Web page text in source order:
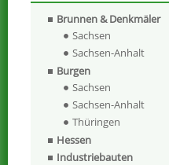
Brunnen & Denkmäler
Sachsen
Sachsen-Anhalt
Burgen
Sachsen
Sachsen-Anhalt
Thüringen
Hessen
Industriebauten